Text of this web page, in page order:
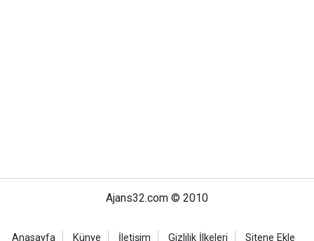
Ajans32.com © 2010
Anasayfa Künye İletişim Gizlilik İlkeleri Sitene Ekle